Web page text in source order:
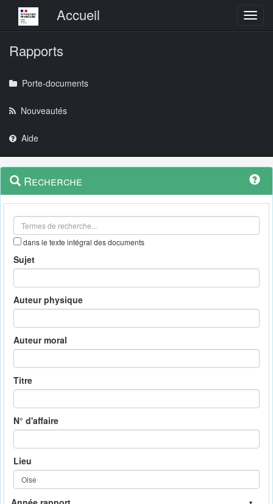
Menu principalAccueil
Rapports
Porte-documents
Nouveautés
Aide
Navigation
outils
Menu
contextuel
Recherche
dans le texte intégral des documents
Sujet
Auteur physique
Auteur moral
Titre
N° d'affaire
Lieu